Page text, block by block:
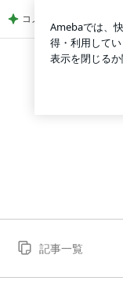
コメダの野菜が多いバ
記事一覧